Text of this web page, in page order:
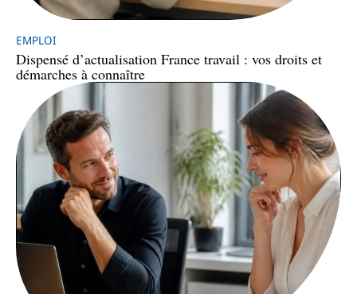
EMPLOI
Dispensé d’actualisation France travail : vos droits et
démarches à connaître